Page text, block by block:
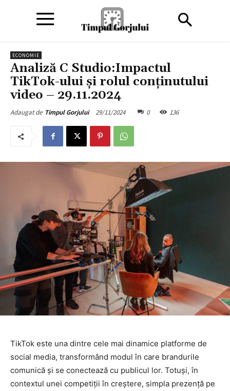
ECONOMIE
Analiză C Studio:Impactul
TikTok-ului şi rolul conţinutului
video – 29.11.2024
Adaugat de Timpul Gorjului 29/11/2024 0 136
TikTok este una dintre cele mai dinamice platforme de
social media, transformând modul în care brandurile
comunică şi se conectează cu publicul lor. Totuşi, în
contextul unei competiţii în creştere, simpla prezenţă pe